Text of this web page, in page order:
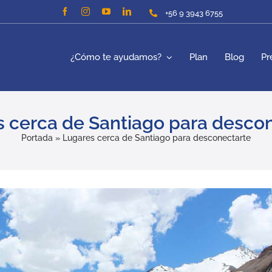
+56 9 3943 6755
¿Cómo te ayudamos? Plan Blog
cerca de Santiago para
Portada » Lugares cerca de Santiago para desconectarte